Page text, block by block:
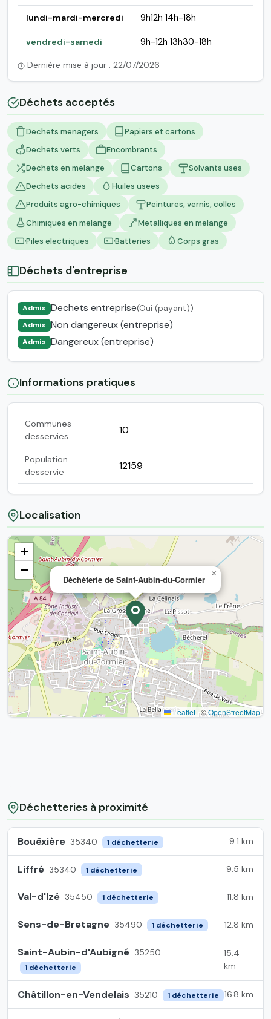
lundi-mardi-mercredi 9h12h 14h-18h
vendredi-samedi 9h-12h 13h30-18h
Dernière mise à jour : 22/07/2026
Déchets acceptés
Dechets menagers
Papiers et cartons
Dechets verts
Encombrants
Dechets en melange
Cartons
Solvants uses
Dechets acides
Huiles usees
Produits agro-chimiques
Peintures, vernis, colles
Chimiques en melange
Metalliques en melange
Piles electriques
Batteries Corps gras
Déchets d'entreprise
Admis Dechets entreprise(Oui (payant))
Admis Non dangereux (entreprise)
Admis Dangereux (entreprise)
Informations pratiques
Communes
desservies
10
Population
desservie
12159
Localisation
Déchèterie de Saint-Aubin-du-Cormier
×
+
−
Leaflet |©OpenStreetMap
Déchetteries à proximité
Bouëxière 35340 1 déchetterie 9.1 km
Liffré 35340 1 déchetterie 9.5 km
Val-d'Izé 35450 1 déchetterie 11.8 km
Sens-de-Bretagne 35490 1 déchetterie 12.8 km
Saint-Aubin-d'Aubigné 35250
1 déchetterie
15.4
km
Châtillon-en-Vendelais 35210 1 déchetterie 16.8 km